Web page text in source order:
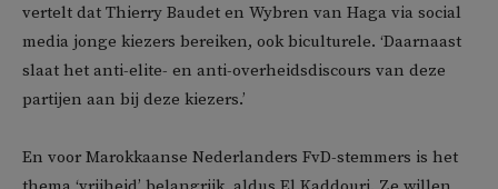
vertelt dat Thierry Baudet en Wybren van Haga via social
media jonge kiezers bereiken, ook biculturele. ‘Daarnaast
slaat het anti-elite- en anti-overheidsdiscours van deze
partijen aan bij deze kiezers.’
En voor Marokkaanse Nederlanders FvD-stemmers is het